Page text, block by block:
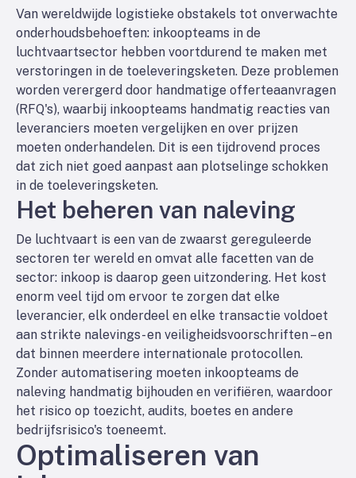
Van wereldwijde logistieke obstakels tot onverwachte
onderhoudsbehoeften: inkoopteams in de
luchtvaartsector hebben voortdurend te maken met
verstoringen in de toeleveringsketen. Deze problemen
worden verergerd door handmatige offerteaanvragen
(RFQ's), waarbij inkoopteams handmatig reacties van
leveranciers moeten vergelijken en over prijzen
moeten onderhandelen. Dit is een tijdrovend proces
dat zich niet goed aanpast aan plotselinge schokken
in de toeleveringsketen.
Het beheren van naleving
De luchtvaart is een van de zwaarst gereguleerde
sectoren ter wereld en omvat alle facetten van de
sector: inkoop is daarop geen uitzondering. Het kost
enorm veel tijd om ervoor te zorgen dat elke
leverancier, elk onderdeel en elke transactie voldoet
aan strikte nalevings- en veiligheidsvoorschriften – en
dat binnen meerdere internationale protocollen.
Zonder automatisering moeten inkoopteams de
naleving handmatig bijhouden en verifiëren, waardoor
het risico op toezicht, audits, boetes en andere
bedrijfsrisico's toeneemt.
Optimaliseren van